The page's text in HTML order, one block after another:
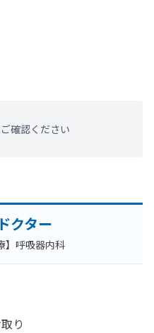
確認ください
クター
】呼吸器内科
り